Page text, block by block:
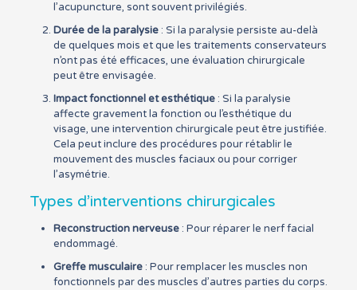
l’acupuncture, sont souvent privilégiés.
Durée de la paralysie: Si la paralysie persiste au-delà
de quelques mois et que les traitements conservateurs
n’ont pas été efficaces, une évaluation chirurgicale
peut être envisagée.
Impact fonctionnel et esthétique: Si la paralysie
affecte gravement la fonction ou l’esthétique du
visage, une intervention chirurgicale peut être justifiée.
Cela peut inclure des procédures pour rétablir le
mouvement des muscles faciaux ou pour corriger
l’asymétrie.
Types d’interventions chirurgicales
Reconstruction nerveuse: Pour réparer le nerf facial
endommagé.
Greffe musculaire: Pour remplacer les muscles non
fonctionnels par des muscles d’autres parties du corps.